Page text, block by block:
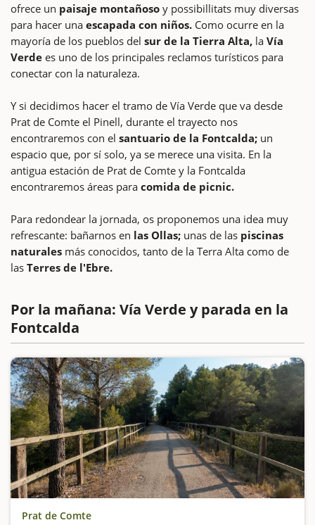
ofrece un paisaje montañoso y possibillitats muy diversas
para hacer una escapada con niños. Como ocurre en la
mayoría de los pueblos del sur de la Tierra Alta, la Vía
Verde es uno de los principales reclamos turísticos para
conectar con la naturaleza.
Y si decidimos hacer el tramo de Vía Verde que va desde
Prat de Comte el Pinell, durante el trayecto nos
encontraremos con el santuario de la Fontcalda; un
espacio que, por sí solo, ya se merece una visita. En la
antigua estación de Prat de Comte y la Fontcalda
encontraremos áreas para comida de picnic.
Para redondear la jornada, os proponemos una idea muy
refrescante: bañarnos en las Ollas; unas de las piscinas
naturales más conocidos, tanto de la Terra Alta como de
las Terres de l'Ebre.
Por la mañana: Vía Verde y parada en la
Fontcalda
Prat de Comte